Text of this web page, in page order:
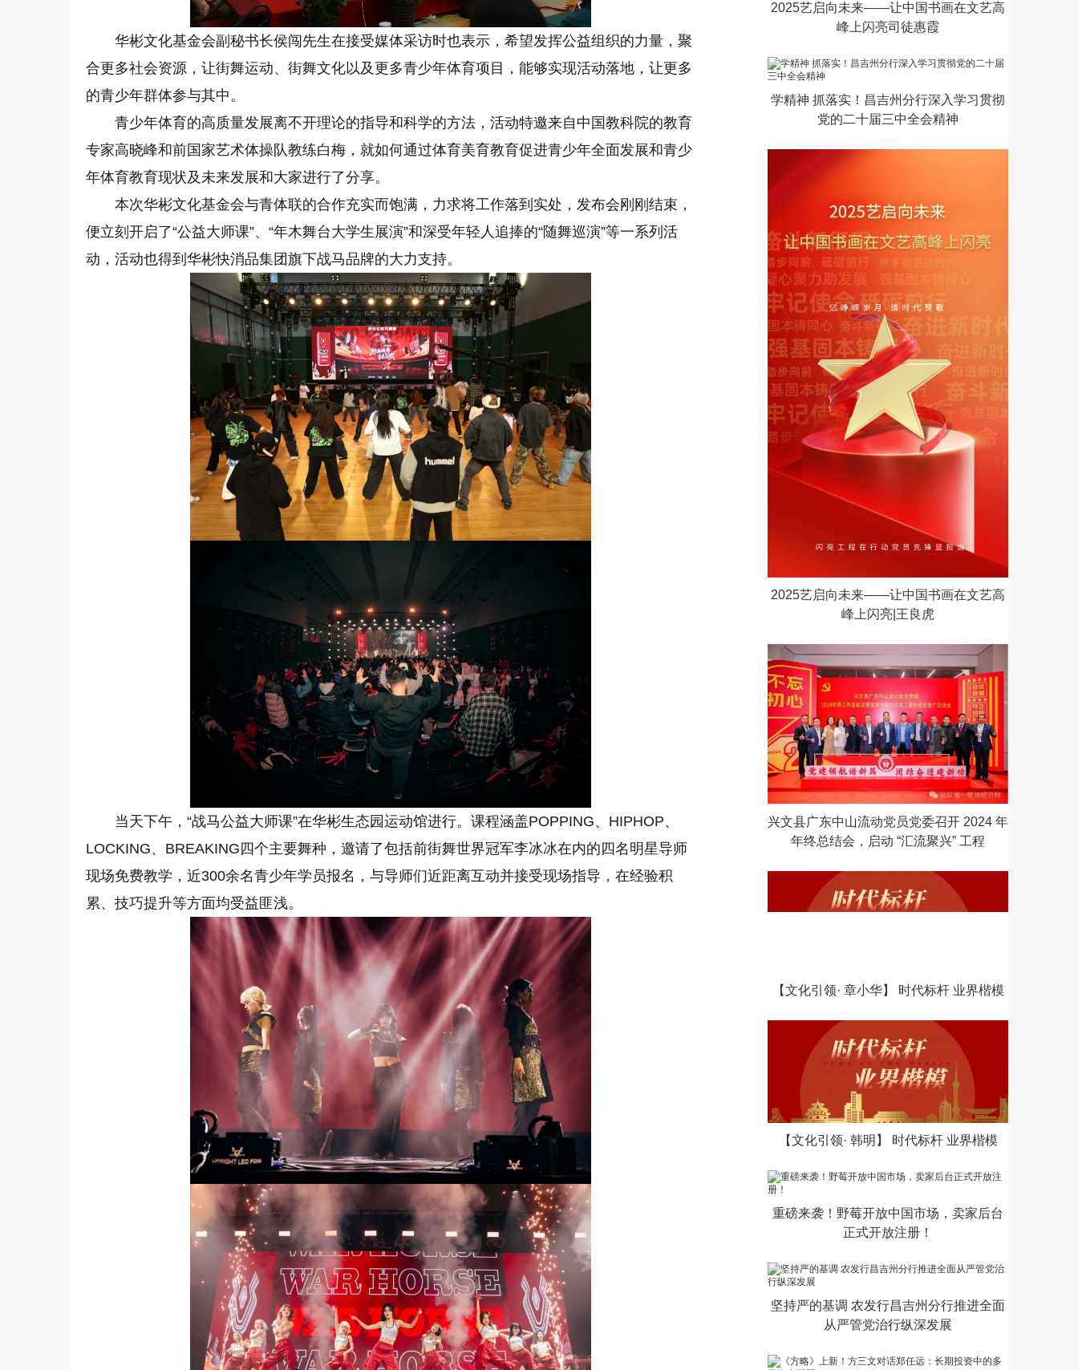
华彬文化基金会副秘书长侯闯先生在接受媒体采访时也表示，希望发挥公益组织的力量，聚
合更多社会资源，让街舞运动、街舞文化以及更多青少年体育项目，能够实现活动落地，让更多
的青少年群体参与其中。
青少年体育的高质量发展离不开理论的指导和科学的方法，活动特邀来自中国教科院的教育
专家高晓峰和前国家艺术体操队教练白梅，就如何通过体育美育教育促进青少年全面发展和青少
年体育教育现状及未来发展和大家进行了分享。
本次华彬文化基金会与青体联的合作充实而饱满，力求将工作落到实处，发布会刚刚结束，
便立刻开启了“公益大师课”、“年木舞台大学生展演”和深受年轻人追捧的“随舞巡演”等一系列活
动，活动也得到华彬快消品集团旗下战马品牌的大力支持。
当天下午，“战马公益大师课”在华彬生态园运动馆进行。课程涵盖POPPING、HIPHOP、
LOCKING、BREAKING四个主要舞种，邀请了包括前街舞世界冠军李冰冰在内的四名明星导师
现场免费教学，近300余名青少年学员报名，与导师们近距离互动并接受现场指导，在经验积
累、技巧提升等方面均受益匪浅。
2025艺启向未来——让中国书画在文艺高
峰上闪亮司徒惠霞
学精神 抓落实！昌吉州分行深入学习贯彻
党的二十届三中全会精神
2025艺启向未来——让中国书画在文艺高
峰上闪亮|王良虎
兴文县广东中山流动党员党委召开 2024 年
年终总结会，启动 “汇流聚兴” 工程
【文化引领· 章小华】 时代标杆 业界楷模
【文化引领· 韩明】 时代标杆 业界楷模
重磅来袭！野莓开放中国市场，卖家后台
正式开放注册！
坚持严的基调 农发行昌吉州分行推进全面
从严管党治行纵深发展